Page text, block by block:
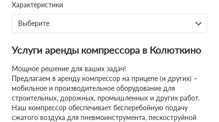
Характеристики
Выберите
Услуги аренды компрессора в Колюткино
Мощное решение для ваших задач!
Предлагаем в аренду компрессор на прицепе (и других) –
мобильное и производительное оборудование для
строительных, дорожных, промышленных и других работ.
Наш компрессор обеспечивает бесперебойную подачу
сжатого воздуха для пневмоинструмента, пескоструйной